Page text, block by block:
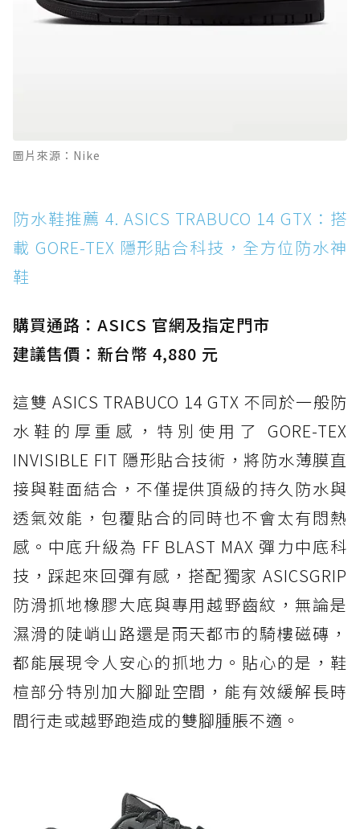
圖片來源：Nike
防水鞋推薦 4. ASICS TRABUCO 14 GTX：搭
載 GORE-TEX 隱形貼合科技，全方位防水神
鞋
購買通路：ASICS 官網及指定門市
建議售價：新台幣 4,880 元
這雙 ASICS TRABUCO 14 GTX 不同於一般防
水鞋的厚重感，特別使用了 GORE-TEX
INVISIBLE FIT 隱形貼合技術，將防水薄膜直
接與鞋面結合，不僅提供頂級的持久防水與
透氣效能，包覆貼合的同時也不會太有悶熱
感。中底升級為 FF BLAST MAX 彈力中底科
技，踩起來回彈有感，搭配獨家 ASICSGRIP
防滑抓地橡膠大底與專用越野齒紋，無論是
濕滑的陡峭山路還是雨天都市的騎樓磁磚，
都能展現令人安心的抓地力。貼心的是，鞋
楦部分特別加大腳趾空間，能有效緩解長時
間行走或越野跑造成的雙腳腫脹不適。